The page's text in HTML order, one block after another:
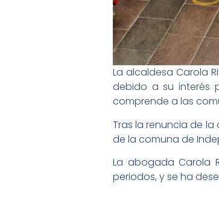
La alcaldesa Carola
debido a su interés
comprende a las
Tras la renuncia de
de la comuna de
La abogada Carola
periodos, y se ha